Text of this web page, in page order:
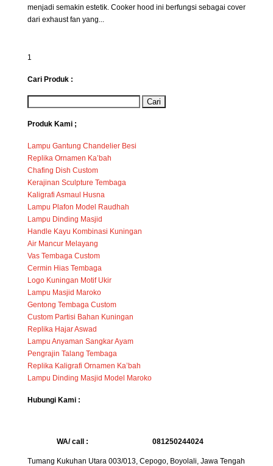
menjadi semakin estetik. Cooker hood ini berfungsi sebagai cover
dari exhaust fan yang...
1
Cari Produk :
Produk Kami ;
Lampu Gantung Chandelier Besi
Replika Ornamen Ka’bah
Chafing Dish Custom
Kerajinan Sculpture Tembaga
Kaligrafi Asmaul Husna
Lampu Plafon Model Raudhah
Lampu Dinding Masjid
Handle Kayu Kombinasi Kuningan
Air Mancur Melayang
Vas Tembaga Custom
Cermin Hias Tembaga
Logo Kuningan Motif Ukir
Lampu Masjid Maroko
Gentong Tembaga Custom
Custom Partisi Bahan Kuningan
Replika Hajar Aswad
Lampu Anyaman Sangkar Ayam
Pengrajin Talang Tembaga
Replika Kaligrafi Ornamen Ka’bah
Lampu Dinding Masjid Model Maroko
Hubungi Kami :
WA/ call : 081250244024
Tumang Kukuhan Utara 003/013, Cepogo, Boyolali, Jawa Tengah